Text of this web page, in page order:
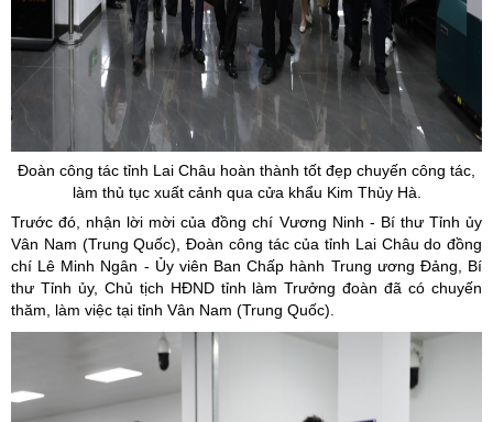
Đoàn công tác tỉnh Lai Châu hoàn thành tốt đẹp chuyến công tác,
làm thủ tục xuất cảnh qua cửa khẩu Kim Thủy Hà.
Trước đó, nhận lời mời của đồng chí Vương Ninh - Bí thư Tỉnh ủy
Vân Nam (Trung Quốc), Đoàn công tác của tỉnh Lai Châu do đồng
chí Lê Minh Ngân - Ủy viên Ban Chấp hành Trung ương Đảng, Bí
thư Tỉnh ủy, Chủ tịch HĐND tỉnh làm Trưởng đoàn đã có chuyến
thăm, làm việc tại tỉnh Vân Nam (Trung Quốc).